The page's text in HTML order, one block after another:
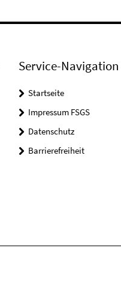
Service-Navigation
Startseite
Impressum FSGS
Datenschutz
Barrierefreiheit